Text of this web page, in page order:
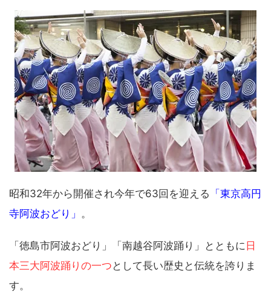
昭和32年から開催され今年で63回を迎える 「東京高円
寺阿波おどり」 。
「徳島市阿波おどり」「南越谷阿波踊り」とともに 日
本三大阿波踊りの一つ として長い歴史と伝統を誇りま
す。